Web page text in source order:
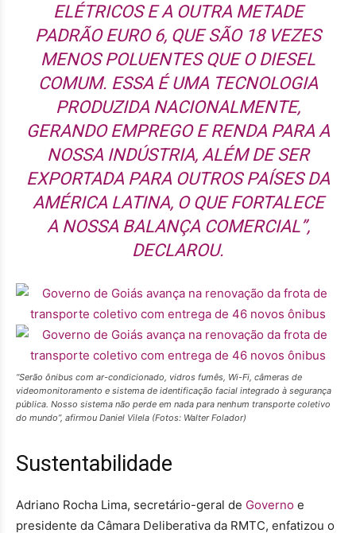
ELÉTRICOS E A OUTRA METADE
PADRÃO EURO 6, QUE SÃO 18 VEZES
MENOS POLUENTES QUE O DIESEL
COMUM. ESSA É UMA TECNOLOGIA
PRODUZIDA NACIONALMENTE,
GERANDO EMPREGO E RENDA PARA A
NOSSA INDÚSTRIA, ALÉM DE SER
EXPORTADA PARA OUTROS PAÍSES DA
AMÉRICA LATINA, O QUE FORTALECE
A NOSSA BALANÇA COMERCIAL”,
DECLAROU.
“Serão ônibus com ar-condicionado, vidros fumês, Wi-Fi, câmeras de
videomonitoramento e sistema de identificação facial integrado à segurança
pública. Nosso sistema não perde em nada para nenhum transporte coletivo
do mundo”, afirmou Daniel Vilela (Fotos: Walter Folador)
Sustentabilidade
Adriano Rocha Lima, secretário-geral de Governo e
presidente da Câmara Deliberativa da RMTC, enfatizou o